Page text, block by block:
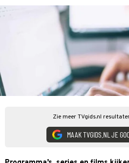
Zie meer TVgids.nl
MAAK TVGIDS.NL JE